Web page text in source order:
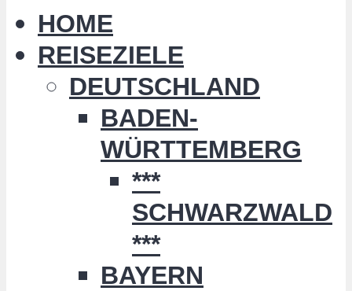
HOME
REISEZIELE
DEUTSCHLAND
BADEN-
WÜRTTEMBERG
***
SCHWARZWALD
***
BAYERN